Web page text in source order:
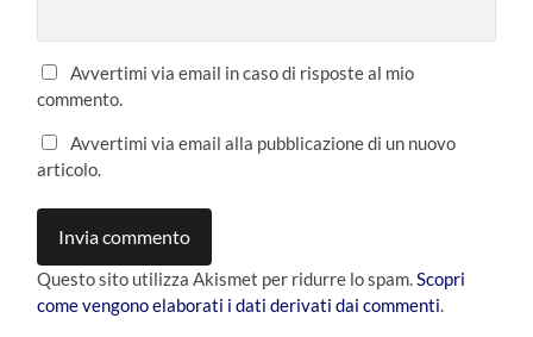
Avvertimi via email in caso di risposte al mio
commento.
Avvertimi via email alla pubblicazione di un nuovo
articolo.
Questo sito utilizza Akismet per ridurre lo spam.Scopri
come vengono elaborati i dati derivati dai commenti.